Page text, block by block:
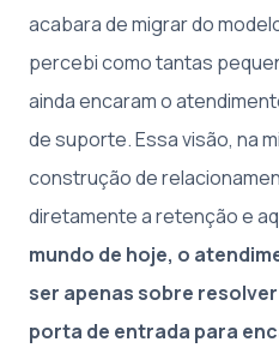
acabara de migrar do
percebi como tantas
ainda encaram o
de suporte. Essa visão, na
construção de
diretamente a retenção e
mundo de hoje, o
ser apenas sobre
porta de entrada para